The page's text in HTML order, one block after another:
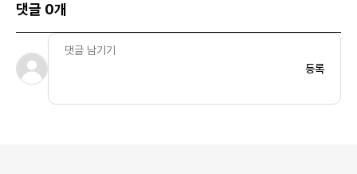
댓글 0개
등록